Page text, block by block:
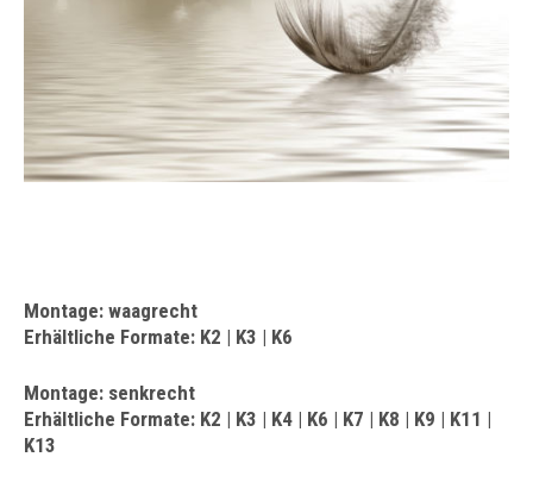
Montage: waagrecht
Erhältliche Formate: K2 | K3 | K6
Montage: senkrecht
Erhältliche Formate: K2 | K3 | K4 | K6 | K7 | K8 | K9 | K11 |
K13